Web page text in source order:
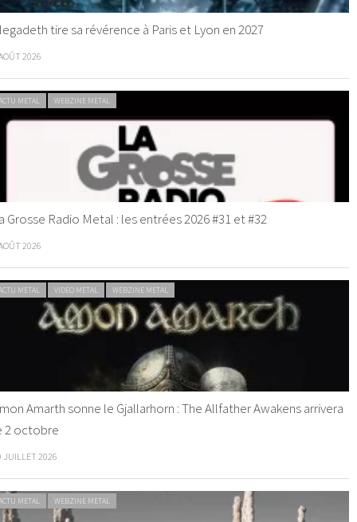
tire sa révérence à Paris et Lyon en 2027
2026
METAL WEBZINE METAL
Grosse Radio Metal : les entrées 2026 #31 et #32
2026
METAL VIDEO METAL WEBZINE METAL
Amarth sonne le Gjallarhorn : The Allfather Awakens arrivera
2 octobre
JUILLET 2026
METAL WEBZINE METAL